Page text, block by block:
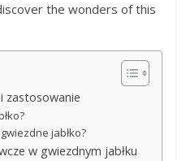
the wonders of this
zastosowanie
jabłko?
w gwiezdnym jabłku